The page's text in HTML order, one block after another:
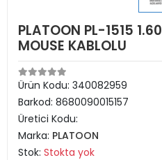
PLATOON PL-1515
MOUSE KABLOLU
Ürün Kodu: 340082959
Barkod: 8680090015157
Üretici Kodu:
Marka: PLATOON
Stok: Stokta yok